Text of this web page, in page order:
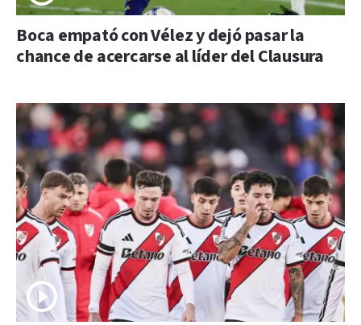
Boca empató con Vélez y dejó pasar la
chance de acercarse al líder del Clausura